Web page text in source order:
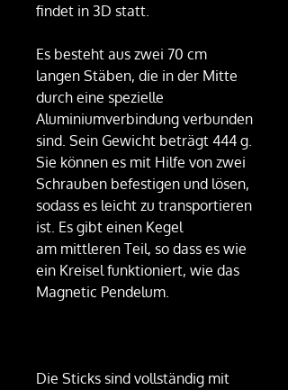
findet in 3D statt.
Es besteht aus zwei 70 cm
langen Stäben, die in der Mitte
durch eine spezielle
Aluminiumverbindung verbunden
sind. Sein Gewicht beträgt 444 g.
Sie können es mit Hilfe von zwei
Schrauben befestigen und lösen,
sodass es leicht zu transportieren
ist. Es gibt einen Kegel
am mittleren Teil, so dass es wie
ein Kreisel funktioniert, wie das
Magnetic Pendelum.
Die Sticks sind vollständig mit